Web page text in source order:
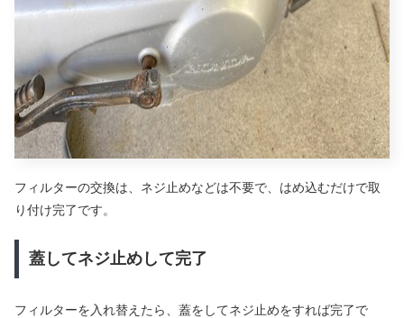
フィルターの交換は、ネジ止めなどは不要で、はめ込むだけで取
り付け完了です。
蓋してネジ止めして完了
フィルターを入れ替えたら、蓋をしてネジ止めをすれば完了で